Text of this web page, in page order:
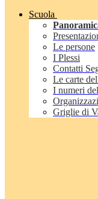
Scuola
Le persone
I Plessi
Contatti
Le carte
I numeri
Griglie di